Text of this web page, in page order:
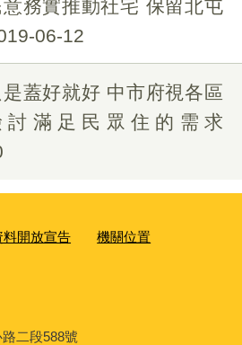
務實推動社宅 保留北屯
06-12
蓋好就好 中市府視各區
討滿足民眾住的需求
開放宣告 機關位置
二段588號